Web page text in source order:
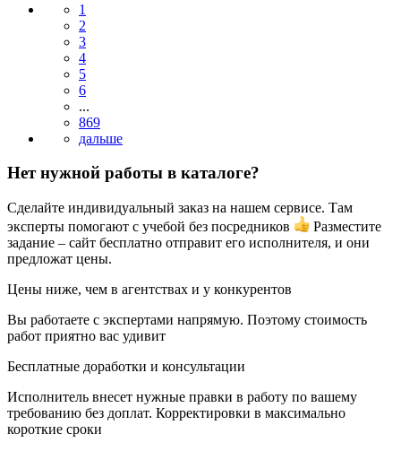
1
2
3
4
5
6
...
869
Нет нужной работы в каталоге?
Сделайте индивидуальный заказ на нашем сервисе. Там
эксперты помогают с учебой без посредников
Разместите
задание – сайт бесплатно отправит его исполнителя, и они
предложат цены.
Цены ниже, чем в агентствах и у конкурентов
Вы работаете с экспертами напрямую. Поэтому стоимость
работ приятно вас удивит
Бесплатные доработки и консультации
Исполнитель внесет нужные правки в работу по вашему
требованию без доплат. Корректировки в максимально
короткие сроки